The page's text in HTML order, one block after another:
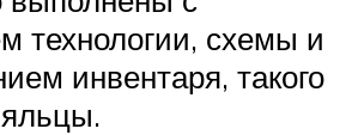
технологии, схемы и
инвентаря, такого